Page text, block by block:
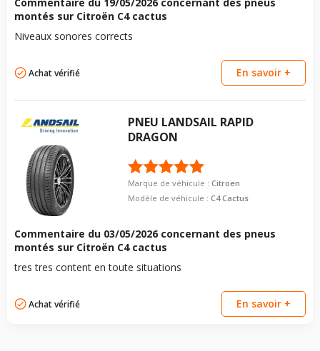
montés sur Citroën C4 cactus
Niveaux sonores corrects
Achat vérifié En savoir +
PNEU LANDSAIL RAPID
DRAGON
Marque de véhicule :Citroen
Modèle de véhicule :C4 Cactus
Commentaire du 03/05/2026 concernant des pneus
montés sur Citroën C4 cactus
tres tres content en toute situations
Achat vérifié En savoir +